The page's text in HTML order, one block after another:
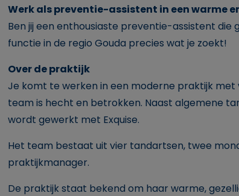
Werk als preventie-assistent in een warme
Ben jij een enthousiaste preventie-assistent
functie in de regio Gouda precies wat je zoekt!
Over de praktijk
Je komt te werken in een moderne praktijk met
team is hecht en betrokken. Naast algemene
wordt gewerkt met Exquise.
Het team bestaat uit vier tandartsen, twee
praktijkmanager.
De praktijk staat bekend om haar warme,